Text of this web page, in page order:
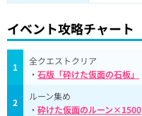
イベント攻略チャート
1
全クエストクリア
・ 石版「砕けた仮面の石板」
2
ルーン集め
・ 砕けた仮面のルーン×1500